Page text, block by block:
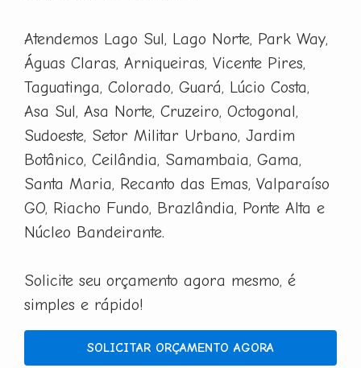
Atendemos Lago Sul, Lago Norte, Park Way,
Águas Claras, Arniqueiras, Vicente Pires,
Taguatinga, Colorado, Guará, Lúcio Costa,
Asa Sul, Asa Norte, Cruzeiro, Octogonal,
Sudoeste, Setor Militar Urbano, Jardim
Botânico, Ceilândia, Samambaia, Gama,
Santa Maria, Recanto das Emas, Valparaíso
GO, Riacho Fundo, Brazlândia, Ponte Alta e
Núcleo Bandeirante.
Solicite seu orçamento agora mesmo, é
simples e rápido!
SOLICITAR ORÇAMENTO AGORA